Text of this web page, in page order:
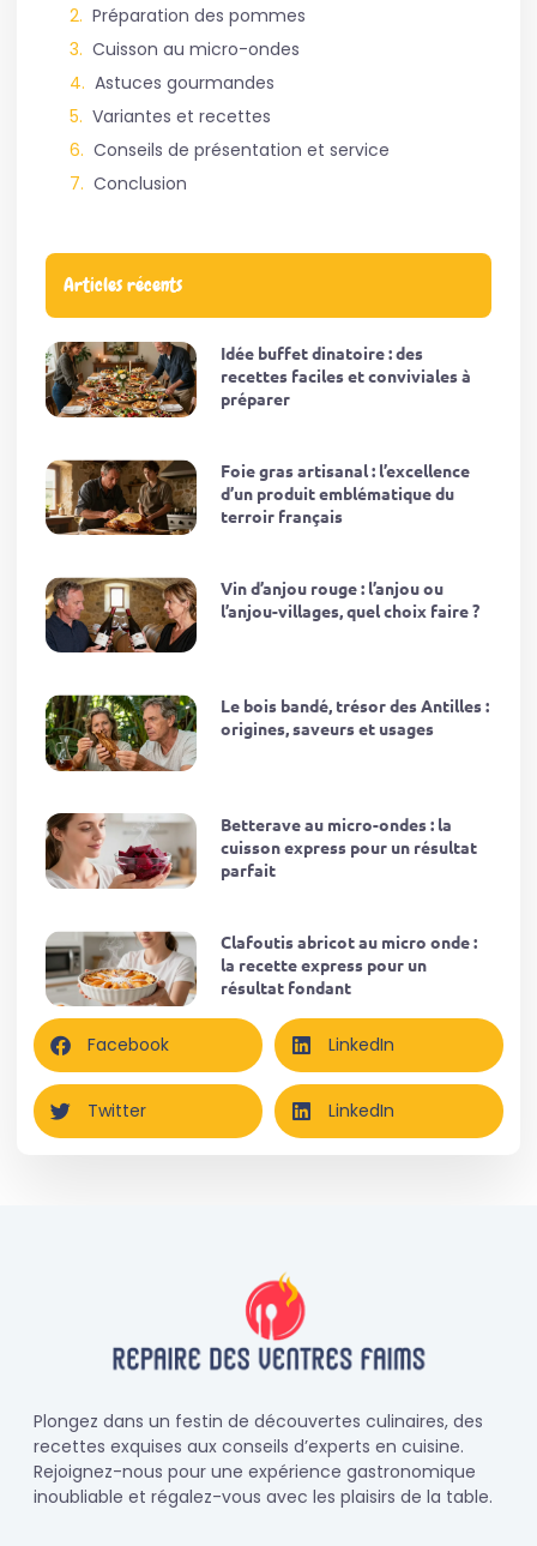
Préparation des pommes
Cuisson au micro-ondes
Astuces gourmandes
Variantes et recettes
Conseils de présentation et service
Conclusion
Articles récents
Idée buffet dinatoire : des
recettes faciles et conviviales à
préparer
Foie gras artisanal : l’excellence
d’un produit emblématique du
terroir français
Vin d’anjou rouge : l’anjou ou
l’anjou-villages, quel choix faire ?
Le bois bandé, trésor des Antilles :
origines, saveurs et usages
Betterave au micro-ondes : la
cuisson express pour un résultat
parfait
Clafoutis abricot au micro onde :
la recette express pour un
résultat fondant
Facebook LinkedIn
Twitter LinkedIn
Plongez dans un festin de découvertes culinaires, des
recettes exquises aux conseils d’experts en cuisine.
Rejoignez-nous pour une expérience gastronomique
inoubliable et régalez-vous avec les plaisirs de la table.